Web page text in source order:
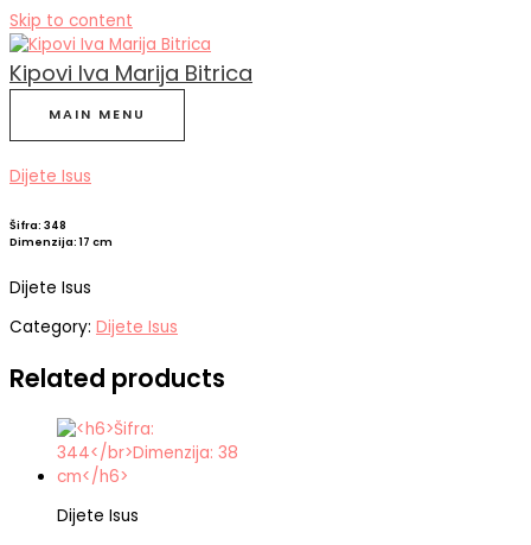
Skip to content
Kipovi Iva Marija Bitrica
MAIN MENU
Dijete Isus
Šifra: 348
Dimenzija: 17 cm
Dijete Isus
Category: Dijete Isus
Related products
Dijete Isus